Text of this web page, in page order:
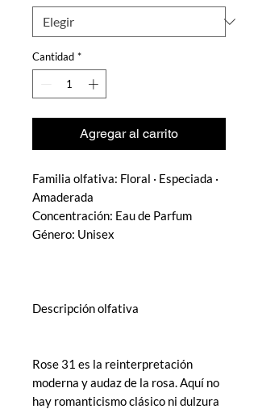
Cantidad *
Agregar al carrito
Familia olfativa: Floral · Especiada ·
Amaderada
Concentración: Eau de Parfum
Género: Unisex
Descripción olfativa
Rose 31 es la reinterpretación
moderna y audaz de la rosa. Aquí no
hay romanticismo clásico ni dulzura